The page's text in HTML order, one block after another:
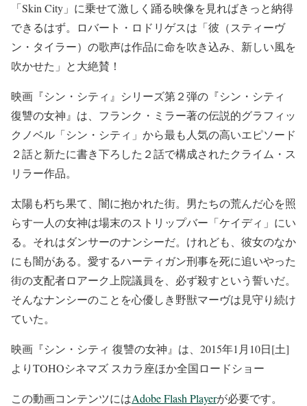
「Skin City」に乗せて激しく踊る映像を見ればきっと納得
できるはず。ロバート・ロドリゲスは「彼（スティーヴ
ン・タイラー）の歌声は作品に命を吹き込み、新しい風を
吹かせた」と大絶賛！
映画『シン・シティ』シリーズ第２弾の『シン・シティ
復讐の女神』は、フランク・ミラー著の伝説的グラフィッ
クノベル「シン・シティ」から最も人気の高いエピソード
２話と新たに書き下ろした２話で構成されたクライム・ス
リラー作品。
太陽も朽ち果て、闇に抱かれた街。男たちの荒んだ心を照
らす一人の女神は場末のストリップバー「ケイディ」にい
る。それはダンサーのナンシーだ。けれども、彼女のなか
にも闇がある。愛するハーティガン刑事を死に追いやった
街の支配者ロアーク上院議員を、必ず殺すという誓いだ。
そんなナンシーのことを心優しき野獣マーヴは見守り続け
ていた。
映画『シン・シティ 復讐の女神』は、2015年1月10日[土]
よりTOHOシネマズ スカラ座ほか全国ロードショー
この動画コンテンツにはAdobe Flash Playerが必要です。